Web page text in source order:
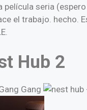
película seria
el trabajo. hecho.
Hub 2